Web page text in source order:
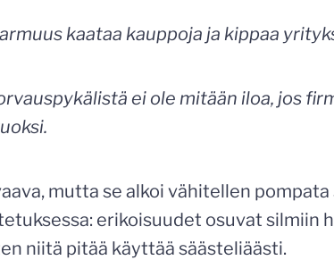
kaataa kauppoja ja kippaa
ei ole mitään iloa, jos
mutta se alkoi vähitellen
erikoisuudet osuvat silmiin
niitä pitää käyttää säästeliäästi.